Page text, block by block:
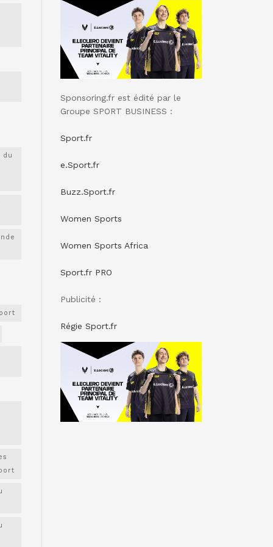
du
Sponsoring.fr est édité par le
Groupe SPORT BUSINESS :
Sport.fr
e.Sport.fr
Buzz.Sport.fr
Women Sports
Women Sports Africa
Sport.fr PRO
Publicité :
Régie Sport.fr